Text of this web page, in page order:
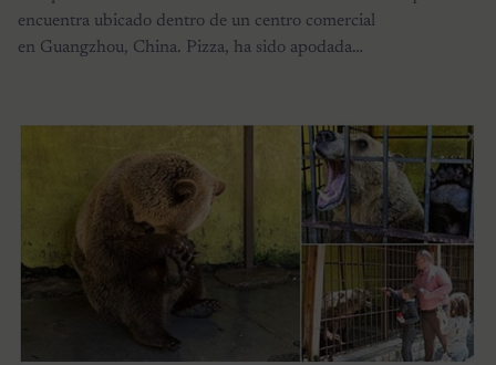
encuentra ubicado dentro de un centro comercial
en Guangzhou, China. Pizza, ha sido apodada…